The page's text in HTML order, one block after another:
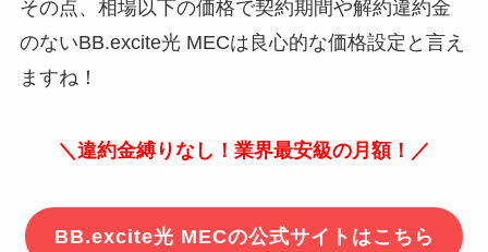
その点、相場以下の価格で契約期間や解約違約金
のないBB.excite光 MECは良心的な価格設定と言え
ますね！
＼違約金縛りなし！業界最安級の月額！／
BB.excite光 MECの公式サイトはこちら